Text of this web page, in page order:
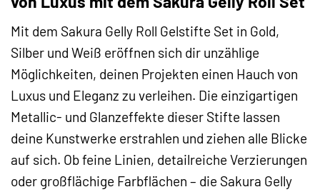
Mit dem Sakura Gelly Roll Gelstifte Set in Gold,
Silber und Weiß eröffnen sich dir unzählige
Möglichkeiten, deinen Projekten einen Hauch von
Luxus und Eleganz zu verleihen. Die einzigartigen
Metallic- und Glanzeffekte dieser Stifte lassen
deine Kunstwerke erstrahlen und ziehen alle Blicke
auf sich. Ob feine Linien, detailreiche Verzierungen
oder großflächige Farbflächen – die Sakura Gelly